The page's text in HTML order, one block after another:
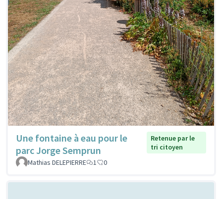
Une fontaine à eau pour le
parc Jorge Semprun
Retenue par le
tri citoyen
Mathias DELEPIERRE
1 0